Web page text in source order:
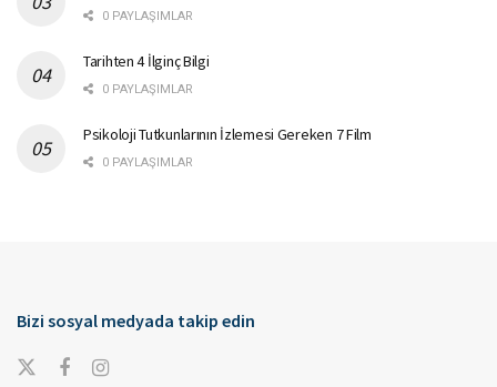
0 PAYLAŞIMLAR
Tarihten 4 İlginç Bilgi
0 PAYLAŞIMLAR
Psikoloji Tutkunlarının İzlemesi Gereken 7 Film
0 PAYLAŞIMLAR
Bizi sosyal medyada takip edin